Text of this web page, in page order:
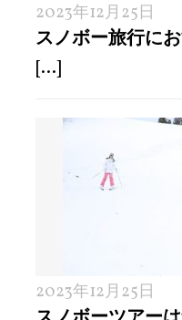
2023年12月25日
スノボー旅行に
[...]
2023年12月25日
スノボーツアー